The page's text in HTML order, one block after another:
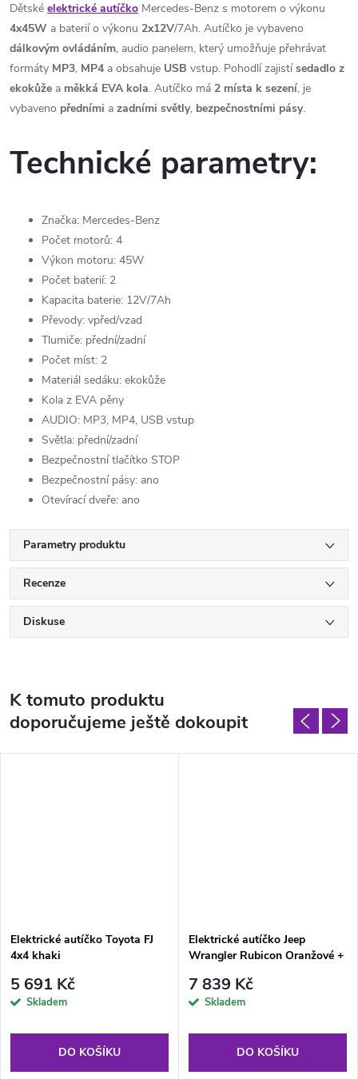
Dětské elektrické autíčko Mercedes-Benz s motorem o výkonu
4x45W a baterií o výkonu 2x12V/7Ah. Autíčko je vybaveno
dálkovým ovládáním, audio panelem, který umožňuje přehrávat
formáty MP3, MP4 a obsahuje USB vstup. Pohodlí zajistísedadlo z
ekokůže a měkká EVA kola. Autíčko má 2 místa k sezení, je
vybaveno předními a zadními světly, bezpečnostními pásy.
Technické parametry:
Značka: Mercedes-Benz
Počet motorů: 4
Výkon motoru: 45W
Počet baterií: 2
Kapacita baterie: 12V/7Ah
Převody: vpřed/vzad
Tlumiče: přední/zadní
Počet míst: 2
Materiál sedáku: ekokůže
Kola z EVA pěny
AUDIO: MP3, MP4, USB vstup
Světla: přední/zadní
Bezpečnostní tlačítko STOP
Bezpečnostní pásy: ano
Otevírací dveře: ano
Parametry produktu
Recenze
Diskuse
K tomuto produktu
doporučujeme ještě dokoupit
Elektrické autíčko Toyota FJ
4x4 khaki
5 691 Kč
Skladem
DO KOŠÍKU
Elektrické autíčko Jeep
Wrangler Rubicon Oranžové +
7 839 Kč
Skladem
DO KOŠÍKU